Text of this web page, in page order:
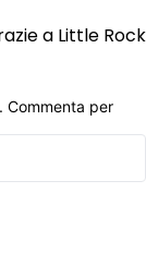
a Little
Commenta per